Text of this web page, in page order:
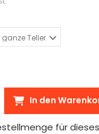
In den
für